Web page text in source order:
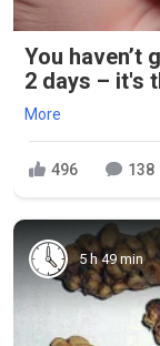
You haven’t
2 days – it's
More
496 138
5 h 49 min